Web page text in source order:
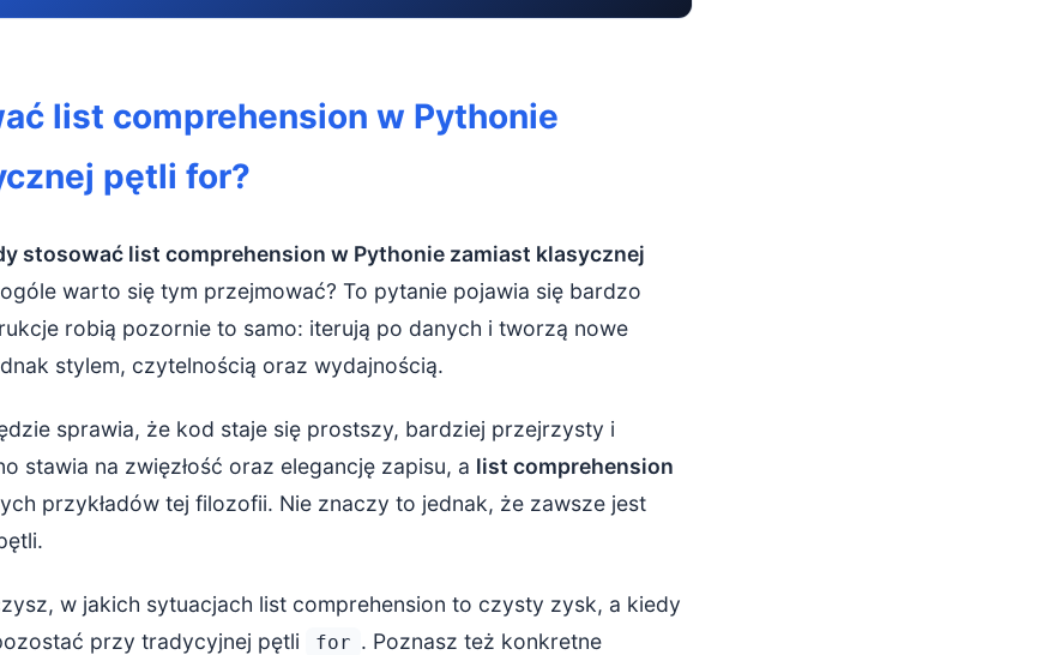
– szybkie przypomnienie
transformacja i filtracja = list comprehension
list jako główny cel
elementów listy
listy za pomocą warunku
i filtrowania w jednej konstrukcji
– z umiarem
list comprehension w Pythonie
pętli for?
stosować list comprehension w Pythonie zamiast klasycznej
warto się tym przejmować? To pytanie pojawia się bardzo
robią pozornie to samo: iterują po danych i tworzą nowe
stylem, czytelnością oraz wydajnością.
sprawia, że kod staje się prostszy, bardziej przejrzysty i
stawia na zwięzłość oraz elegancję zapisu, a list comprehension
przykładów tej filozofii. Nie znaczy to jednak, że zawsze jest
w jakich sytuacjach list comprehension to czysty zysk, a kiedy
przy tradycyjnej pętli
for . Poznasz też konkretne